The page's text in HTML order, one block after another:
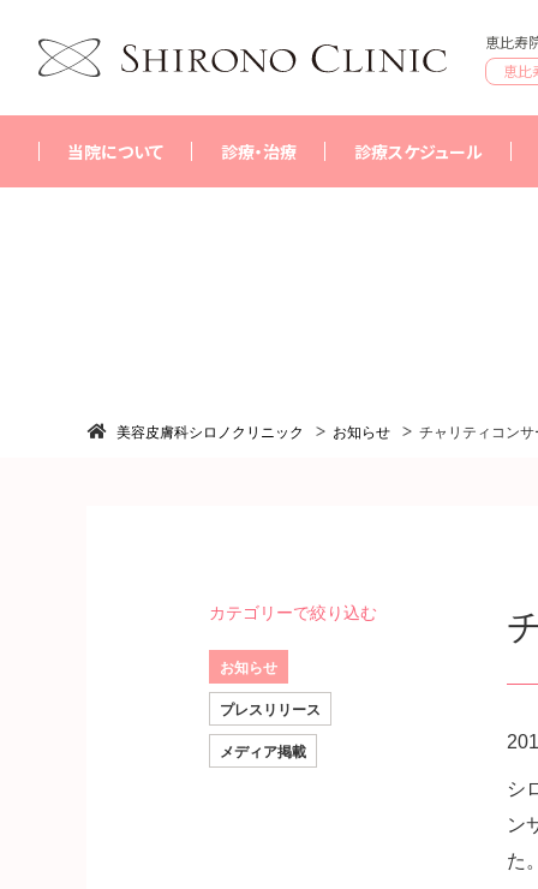
恵比寿
恵比
当院について 診療・治療 診療スケジュール
美容皮膚科シロノクリニック お知らせ チャリティコン
シ
ン
た
カテゴリーで絞り込む
お知らせ
プレスリリース
メディア掲載